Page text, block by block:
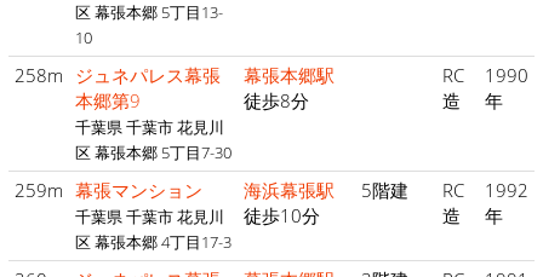
区 幕張本郷 5丁目13-
10
258m ジュネパレス幕張
本郷第9
千葉県 千葉市 花見川
区 幕張本郷 5丁目7-30
幕張本郷駅
徒歩8分
RC
造
1990
年
259m 幕張マンション
千葉県 千葉市 花見川
区 幕張本郷 4丁目17-3
海浜幕張駅
徒歩10分
5階建
RC
造
1992
年